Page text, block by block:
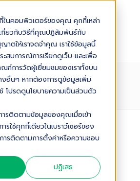
ในคอมพิวเตอร์ของคุณ คุกกี้เหล่า
เกี่ยวกับวิธีที่คุณปฏิสัมพันธ์กับ
าตให้เราจดจำคุณ เราใช้ข้อมูลนี้
สบการณ์การเรียกดูเว็บ และเพื่อ
กณฑ์การวัดผู้เยี่ยมชมของเราทั้งบน
งอื่นๆ หากต้องการดูข้อมูลเพิ่ม
โปรดดูนโยบายความเป็นส่วนตัว
รติดตามข้อมูลของคุณเมื่อเข้า
รใช้คุกกี้เดียวในเบราว์เซอร์ของ
ารติดตามการตั้งค่าหรือความชอบ
ปฏิเสธ
ดประโยชน์จากข้อมูลลูกค้า
มาใช้ทำธุรกิจ